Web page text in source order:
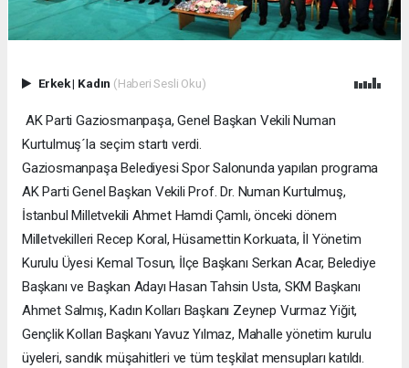
Erkek| Kadın (Haberi Sesli Oku)
AK Parti Gaziosmanpaşa, Genel Başkan Vekili Numan
Kurtulmuş´la seçim startı verdi.
Gaziosmanpaşa Belediyesi Spor Salonunda yapılan programa
AK Parti Genel Başkan Vekili Prof. Dr. Numan Kurtulmuş,
İstanbul Milletvekili Ahmet Hamdi Çamlı, önceki dönem
Milletvekilleri Recep Koral, Hüsamettin Korkuata, İl Yönetim
Kurulu Üyesi Kemal Tosun, İlçe Başkanı Serkan Acar, Belediye
Başkanı ve Başkan Adayı Hasan Tahsin Usta, SKM Başkanı
Ahmet Salmış, Kadın Kolları Başkanı Zeynep Vurmaz Yiğit,
Gençlik Kolları Başkanı Yavuz Yılmaz, Mahalle yönetim kurulu
üyeleri, sandık müşahitleri ve tüm teşkilat mensupları katıldı.